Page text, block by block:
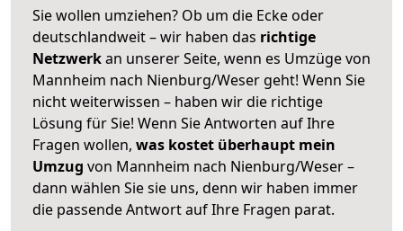
Sie wollen umziehen? Ob um die Ecke oder
deutschlandweit – wir haben das richtige
Netzwerkan unserer Seite, wenn es Umzüge von
Mannheim nach Nienburg/Weser geht! Wenn Sie
nicht weiterwissen – haben wir die richtige
Lösung für Sie! Wenn Sie Antworten auf Ihre
Fragen wollen, was kostet überhaupt mein
Umzug von Mannheim nach Nienburg/Weser –
dann wählen Sie sie uns, denn wir haben immer
die passende Antwort auf Ihre Fragen parat.